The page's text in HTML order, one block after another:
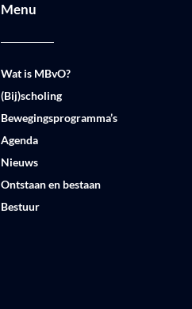
Menu
Wat is MBvO?
(Bij)scholing
Bewegingsprogramma’s
Agenda
Nieuws
Ontstaan en bestaan
Bestuur